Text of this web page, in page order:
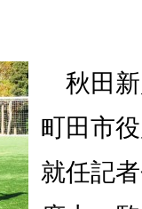
秋田新
町田市
就任記